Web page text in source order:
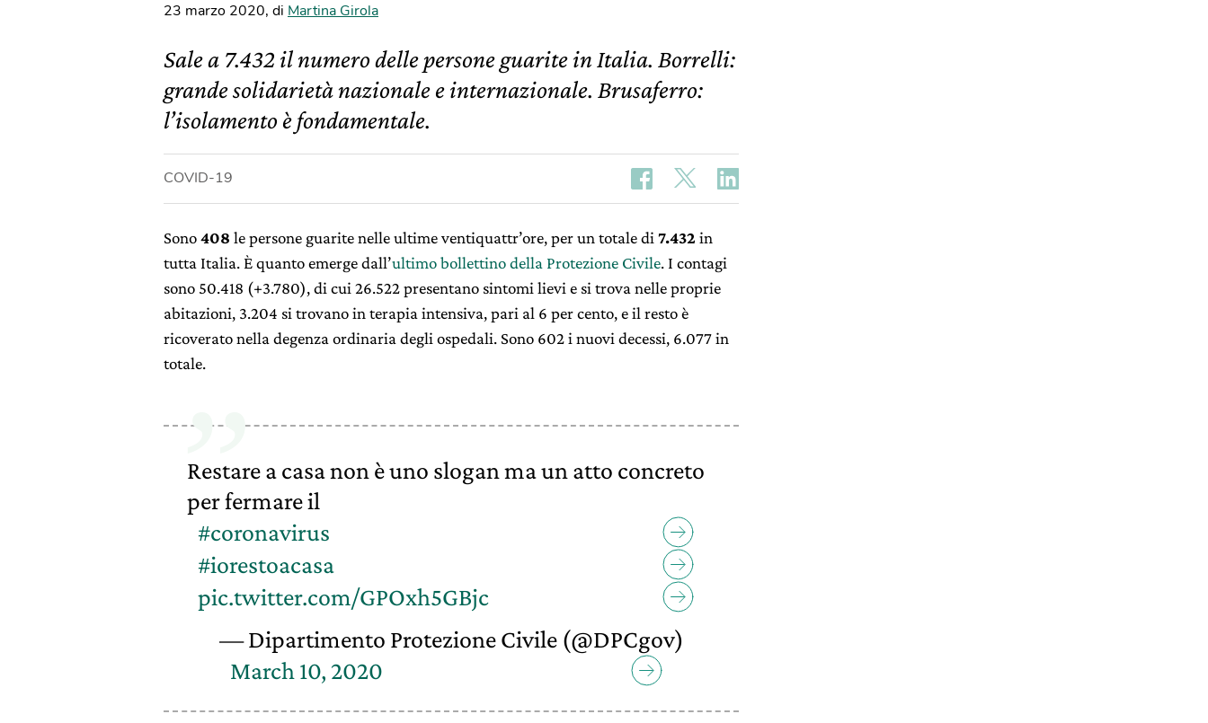
23 marzo 2020, di Martina Girola
Sale a 7.432 il numero delle persone guarite in Italia. Borrelli:
grande solidarietà nazionale e internazionale. Brusaferro:
l’isolamento è fondamentale.
COVID-19
Sono408 le persone guarite nelle ultime ventiquattr’ore, per un totale di 7.432 in
tutta Italia. È quanto emerge dall’ultimo bollettino della Protezione Civile. I contagi
sono 50.418 (+3.780), di cui 26.522 presentano sintomi lievi e si trova nelle proprie
abitazioni, 3.204 si trovano in terapia intensiva, pari al 6 per cento, e il resto è
ricoverato nella degenza ordinaria degli ospedali. Sono 602 i nuovi decessi, 6.077 in
totale.
Restare a casa non è uno slogan ma un atto concreto
per fermare il
#coronavirus
#iorestoacasa
pic.twitter.com/GPOxh5GBjc
— Dipartimento Protezione Civile (@DPCgov)
March 10, 2020